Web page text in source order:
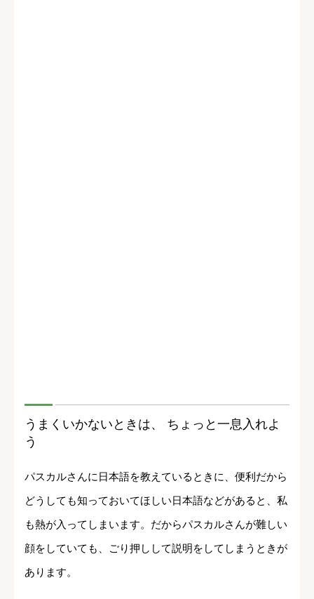
うまくいかないときは、 ちょっと一息入れよ
う
パスカルさんに日本語を教えているときに、便利だから
どうしても知っておいてほしい日本語などがあると、私
も熱が入ってしまいます。だからパスカルさんが難しい
顔をしていても、ごり押しして説明をしてしまうときが
あります。